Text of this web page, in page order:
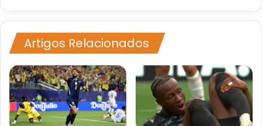
Artigos Relacionados